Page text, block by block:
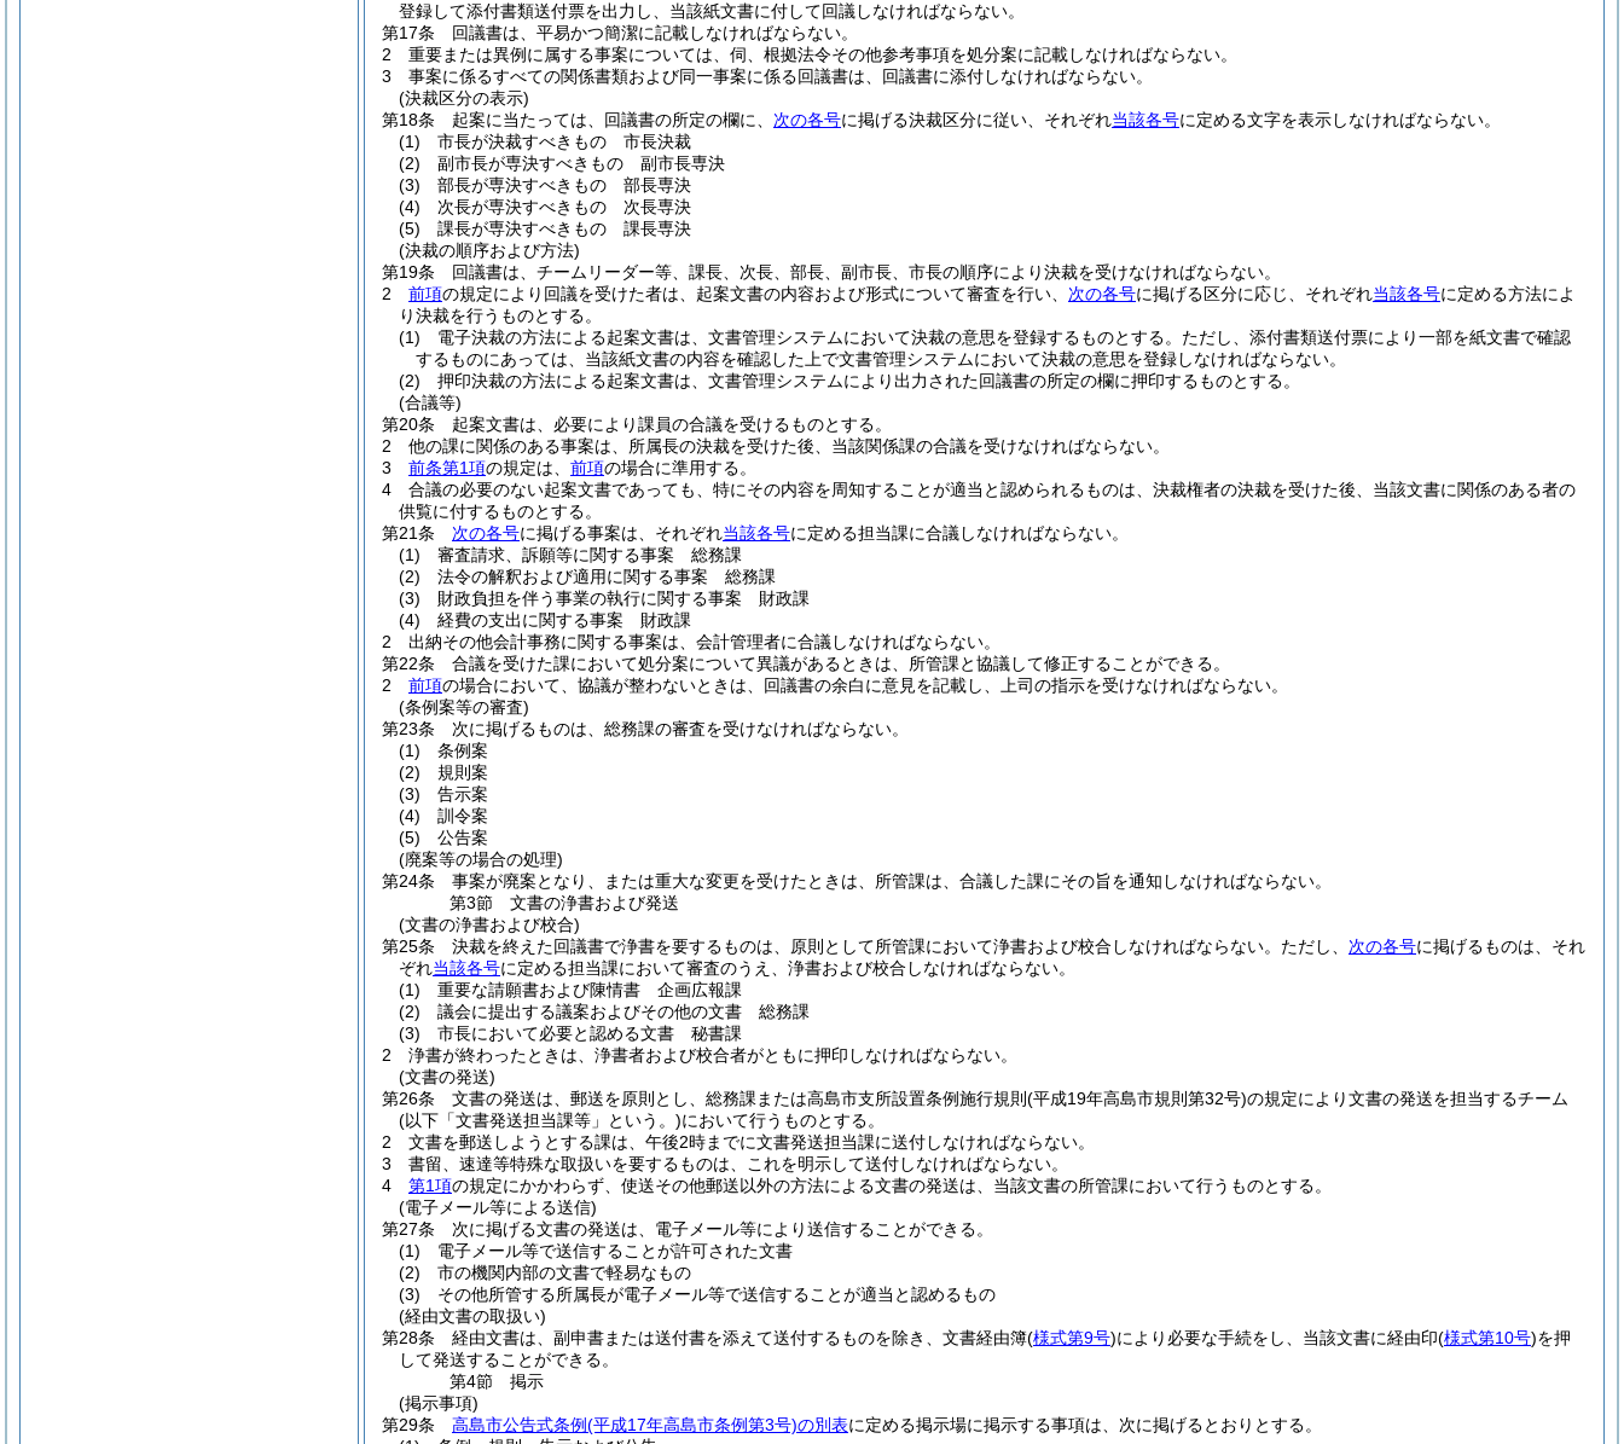
登録して添付書類送付票を出力し、当該紙文書に付して回議しなければならない。
第17条
回議書は、平易かつ簡潔に記載しなければならない。
2
重要または異例に属する事案については、伺、根拠法令その他参考事項を処分案に記載しなければならない。
3
事案に係るすべての関係書類および同一事案に係る回議書は、回議書に添付しなければならない。
(決裁区分の表示)
第18条
起案に当たっては、回議書の所定の欄に、 次の各号に掲げる決裁区分に従い、それぞれ当該各号に定める文字を表示しなければならない。
(1)
市長が決裁すべきもの 市長決裁
(2)
副市長が専決すべきもの 副市長専決
(3)
部長が専決すべきもの 部長専決
(4)
次長が専決すべきもの 次長専決
(5)
課長が専決すべきもの 課長専決
(決裁の順序および方法)
第19条
回議書は、チームリーダー等、課長、次長、部長、副市長、市長の順序により決裁を受けなければならない。
2
前項の規定により回議を受けた者は、起案文書の内容および形式について審査を行い、 次の各号に掲げる区分に応じ、それぞれ当該各号に定める方法によ
り決裁を行うものとする。
(1)
電子決裁の方法による起案文書は、文書管理システムにおいて決裁の意思を登録するものとする。 ただし、添付書類送付票により一部を紙文書で確認
するものにあっては、当該紙文書の内容を確認した上で文書管理システムにおいて決裁の意思を登録しなければならない。
(2)
押印決裁の方法による起案文書は、文書管理システムにより出力された回議書の所定の欄に押印するものとする。
(合議等)
第20条
起案文書は、必要により課員の合議を受けるものとする。
2
他の課に関係のある事案は、所属長の決裁を受けた後、当該関係課の合議を受けなければならない。
3
前条第1項の規定は、 前項の場合に準用する。
4
合議の必要のない起案文書であっても、特にその内容を周知することが適当と認められるものは、決裁権者の決裁を受けた後、当該文書に関係のある者の
供覧に付するものとする。
第21条
次の各号に掲げる事案は、それぞれ当該各号に定める担当課に合議しなければならない。
(1)
審査請求、訴願等に関する事案 総務課
(2)
法令の解釈および適用に関する事案 総務課
(3)
財政負担を伴う事業の執行に関する事案 財政課
(4)
経費の支出に関する事案 財政課
2
出納その他会計事務に関する事案は、会計管理者に合議しなければならない。
第22条
合議を受けた課において処分案について異議があるときは、所管課と協議して修正することができる。
2
前項の場合において、協議が整わないときは、回議書の余白に意見を記載し、上司の指示を受けなければならない。
(条例案等の審査)
第23条
次に掲げるものは、総務課の審査を受けなければならない。
(1)
条例案
(2)
規則案
(3)
告示案
(4)
訓令案
(5)
公告案
(廃案等の場合の処理)
第24条
事案が廃案となり、または重大な変更を受けたときは、所管課は、合議した課にその旨を通知しなければならない。
第3節
文書の浄書および発送
(文書の浄書および校合)
第25条
決裁を終えた回議書で浄書を要するものは、原則として所管課において浄書および校合しなければならない。 ただし、 次の各号に掲げるものは、それ
ぞれ当該各号に定める担当課において審査のうえ、浄書および校合しなければならない。
(1)
重要な請願書および陳情書 企画広報課
(2)
議会に提出する議案およびその他の文書 総務課
(3)
市長において必要と認める文書 秘書課
2
浄書が終わったときは、浄書者および校合者がともに押印しなければならない。
(文書の発送)
第26条
文書の発送は、郵送を原則とし、総務課または高島市支所設置条例施行規則 (平成19年高島市規則第32号)の規定により文書の発送を担当するチーム
(以下「文書発送担当課等」という。)において行うものとする。
2
文書を郵送しようとする課は、午後2時までに文書発送担当課に送付しなければならない。
3
書留、速達等特殊な取扱いを要するものは、これを明示して送付しなければならない。
4
第1項の規定にかかわらず、使送その他郵送以外の方法による文書の発送は、当該文書の所管課において行うものとする。
(電子メール等による送信)
第27条
次に掲げる文書の発送は、電子メール等により送信することができる。
(1)
電子メール等で送信することが許可された文書
(2)
市の機関内部の文書で軽易なもの
(3)
その他所管する所属長が電子メール等で送信することが適当と認めるもの
(経由文書の取扱い)
第28条
経由文書は、副申書または送付書を添えて送付するものを除き、文書経由簿(様式第9号)により必要な手続をし、当該文書に経由印(様式第10号)を押
して発送することができる。
第4節
掲示
(掲示事項)
第29条
高島市公告式条例(平成17年高島市条例第3号)の別表に定める掲示場に掲示する事項は、次に掲げるとおりとする。